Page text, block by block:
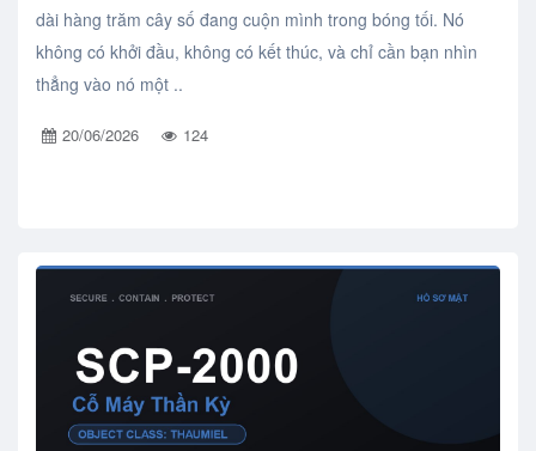
dài hàng trăm cây số đang cuộn mình trong bóng tối. Nó
không có khởi đầu, không có kết thúc, và chỉ cần bạn nhìn
thẳng vào nó một ..
20/06/2026 124